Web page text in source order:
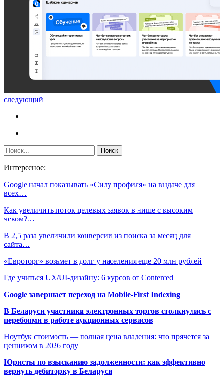
следующий
Интересное:
Google начал показывать «Силу профиля» на выдаче для
всех…
Как увеличить поток целевых заявок в нише с высоким
чеком?…
В 2,5 раза увеличили конверсии из поиска за месяц для
сайта…
«Евроторг» возьмет в долг у населения еще 20 млн рублей
Где учиться UX/UI-дизайну: 6 курсов от Contented
Google завершает переход на Mobile-First Indexing
В Беларуси участники электронных торгов столкнулись с
перебоями в работе аукционных сервисов
Ноутбук стоимость — полная цена владения: что прячется за
ценником в 2026 году
Юристы по взысканию задолженности: как эффективно
вернуть дебиторку в Беларуси